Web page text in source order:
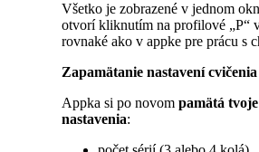
Všetko je zobrazené v jednom
otvorí kliknutím na profilové „P“
rovnaké ako v appke pre prácu s
Zapamätanie nastavení cvičenia
Appka si po novompamätá
nastavenia: